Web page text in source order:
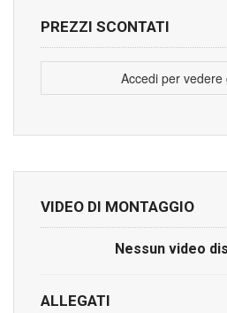
PREZZI SCONTATI
Accedi per vedere
VIDEO DI MONTAGGIO
Nessun video
ALLEGATI